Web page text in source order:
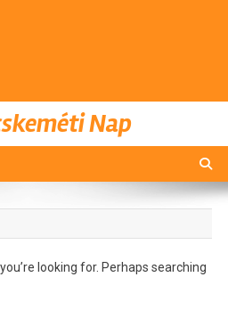
Nap
looking for. Perhaps searching